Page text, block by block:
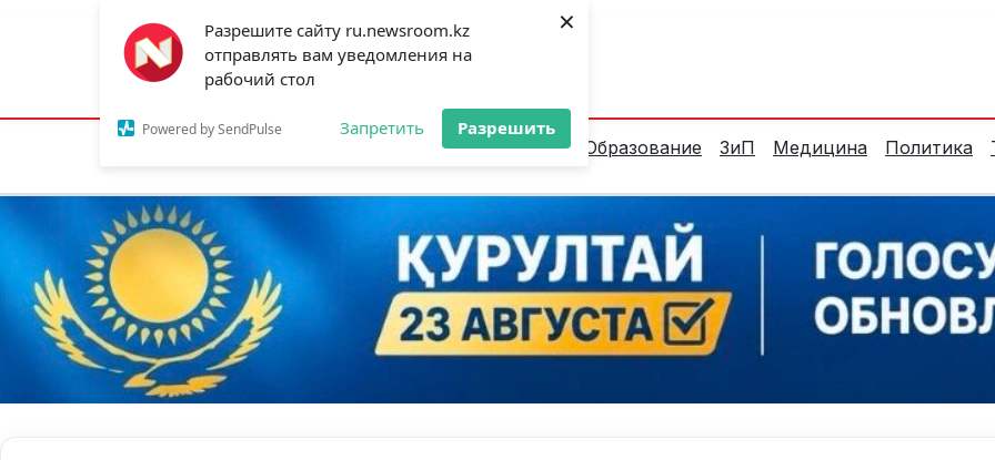
Разрешите сайту ru.newsroom.kz
отправлять вам уведомления на
рабочий стол
Powered by SendPulse Запретить Разрешить
×
Астана:16°C Алматы:24°C Шымкент:
Новости Аналитика Образование ЗиП Медицина Политика